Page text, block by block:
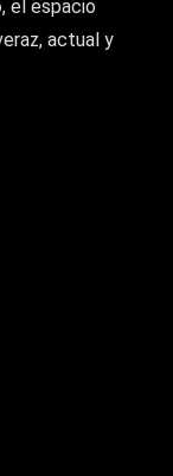
, el espacio
actual y